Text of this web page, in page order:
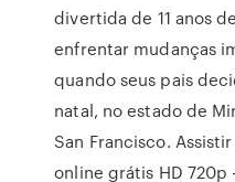
divertida de 11 anos
enfrentar mudanças
quando seus pais
natal, no estado de
San Francisco.
online grátis HD 720p